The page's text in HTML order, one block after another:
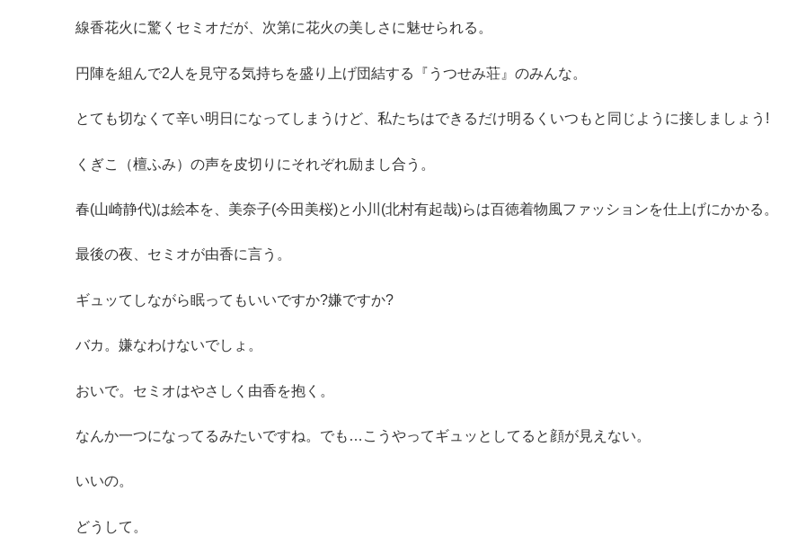
線香花火に驚くセミオだが、次第に花火の美しさに魅せられる。
円陣を組んで2人を見守る気持ちを盛り上げ団結する『うつせみ荘』のみんな。
とても切なくて辛い明日になってしまうけど、私たちはできるだけ明るくいつもと同じように接しましょう!
くぎこ（檀ふみ）の声を皮切りにそれぞれ励まし合う。
春(山崎静代)は絵本を、美奈子(今田美桜)と小川(北村有起哉)らは百徳着物風ファッションを仕上げにかかる。
最後の夜、セミオが由香に言う。
ギュッてしながら眠ってもいいですか?嫌ですか?
バカ。嫌なわけないでしょ。
おいで。セミオはやさしく由香を抱く。
なんか一つになってるみたいですね。でも…こうやってギュッとしてると顔が見えない。
いいの。
どうして。